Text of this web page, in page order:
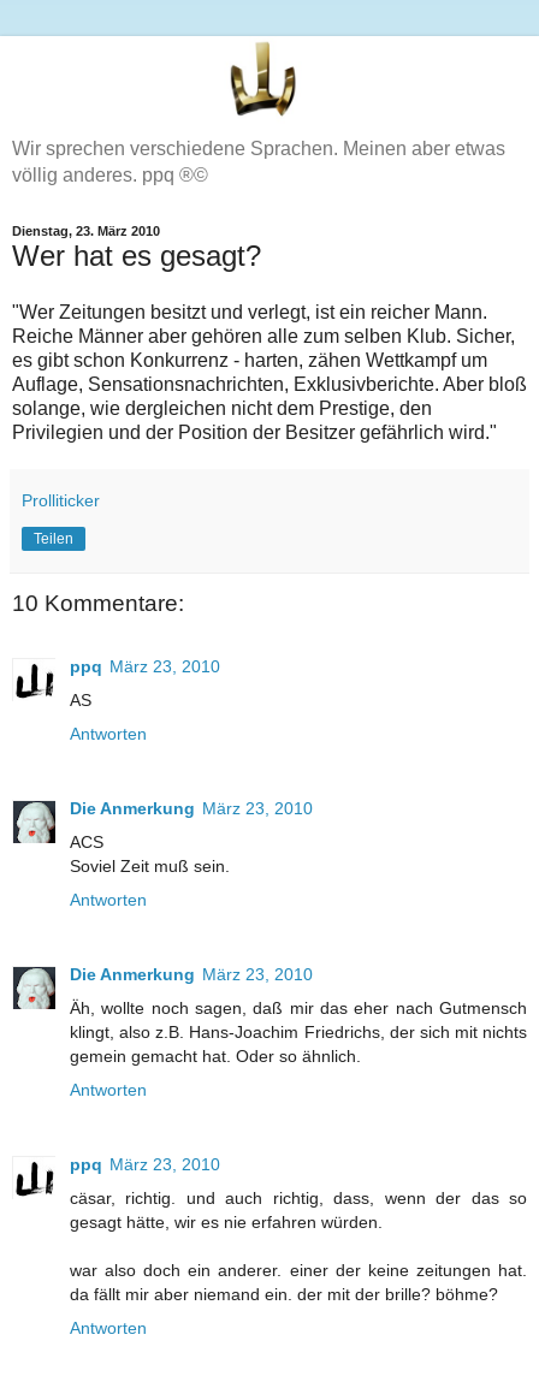
Wir sprechen verschiedene Sprachen. Meinen aber etwas
völlig anderes. ppq ®©
Dienstag, 23. März 2010
Wer hat es gesagt?
"Wer Zeitungen besitzt und verlegt, ist ein reicher Mann.
Reiche Männer aber gehören alle zum selben Klub. Sicher,
es gibt schon Konkurrenz - harten, zähen Wettkampf um
Auflage, Sensationsnachrichten, Exklusivberichte. Aber bloß
solange, wie dergleichen nicht dem Prestige, den
Privilegien und der Position der Besitzer gefährlich wird."
Prolliticker
Teilen
10 Kommentare:
ppq März 23, 2010
AS
Antworten
Die Anmerkung März 23, 2010
ACS
Soviel Zeit muß sein.
Antworten
Die Anmerkung März 23, 2010
Äh, wollte noch sagen, daß mir das eher nach Gutmensch
klingt, also z.B. Hans-Joachim Friedrichs, der sich mit nichts
gemein gemacht hat. Oder so ähnlich.
Antworten
ppq März 23, 2010
cäsar, richtig. und auch richtig, dass, wenn der das so
gesagt hätte, wir es nie erfahren würden.
war also doch ein anderer. einer der keine zeitungen hat.
da fällt mir aber niemand ein. der mit der brille? böhme?
Antworten